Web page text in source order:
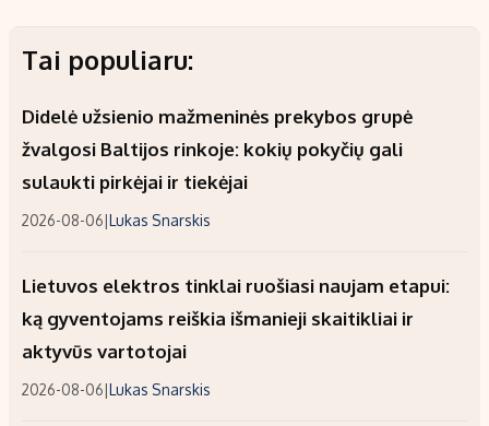
Tai populiaru:
Didelė užsienio mažmeninės prekybos grupė
žvalgosi Baltijos rinkoje: kokių pokyčių gali
sulaukti pirkėjai ir tiekėjai
2026-08-06|Lukas Snarskis
Lietuvos elektros tinklai ruošiasi naujam etapui:
ką gyventojams reiškia išmanieji skaitikliai ir
aktyvūs vartotojai
2026-08-06|Lukas Snarskis